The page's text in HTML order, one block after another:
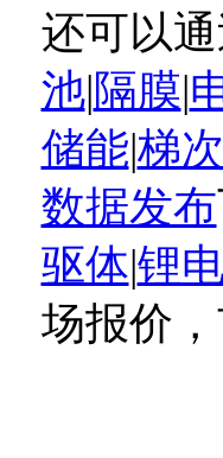
还可以
池|隔膜|
储能|梯
数据发布
驱体|锂
场报价